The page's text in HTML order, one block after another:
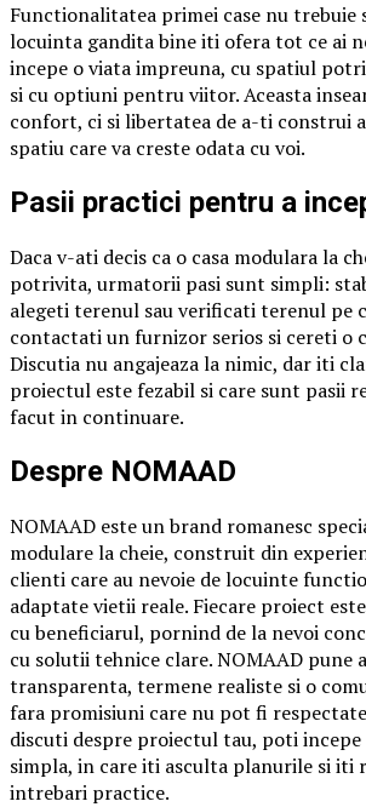
Functionalitatea primei case nu trebuie
locuinta gandita bine iti ofera tot ce ai
incepe o viata impreuna, cu spatiul
si cu optiuni pentru viitor. Aceasta
confort, ci si libertatea de a-ti construi
spatiu care va creste odata cu voi.
Pasii practici pentru a
Daca v-ati decis ca o casa modulara la
potrivita, urmatorii pasi sunt simpli:
alegeti terenul sau verificati terenul pe
contactati un furnizor serios si cereti o
Discutia nu angajeaza la nimic, dar iti
proiectul este fezabil si care sunt pasii
facut in continuare.
Despre NOMAAD
NOMAAD este un brand romanesc
modulare la cheie, construit din
clienti care au nevoie de locuinte
adaptate vietii reale. Fiecare proiect
cu beneficiarul, pornind de la nevoi
cu solutii tehnice clare. NOMAAD pune
transparenta, termene realiste si o
fara promisiuni care nu pot fi
discuti despre proiectul tau, poti
simpla, in care iti asculta planurile si iti
intrebari practice.